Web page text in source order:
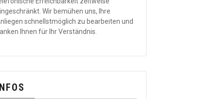
Wir bemühen uns, Ihre
schnellstmöglich zu bearbeiten und
Ihnen für Ihr Verständnis.